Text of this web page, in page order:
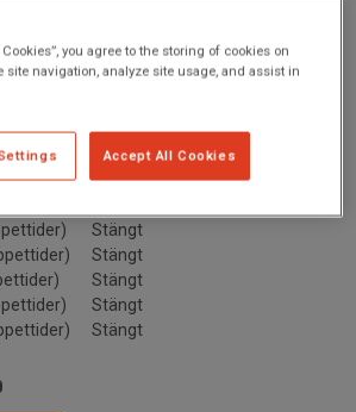
Stängt
Stängt
Stängt
Stängt
Stängt
Stängt
you agree to the storing of cookies on
site navigation, analyze site usage, and assist in
Accept All Cookies